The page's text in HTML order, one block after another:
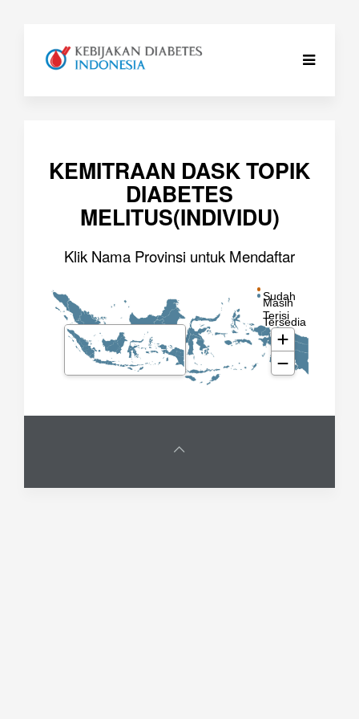
KEMITRAAN DASK TOPIK
DIABETES
MELITUS(INDIVIDU)
Klik Nama Provinsi untuk Mendaftar
Sudah
Terisi
Masih
Tersedia